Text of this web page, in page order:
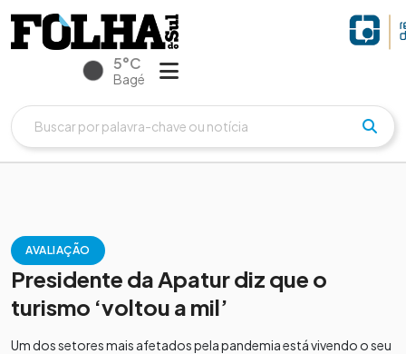
5°C
Bagé
AVALIAÇÃO
Presidente da Apatur diz que o
turismo ‘voltou a mil’
Um dos setores mais afetados pela pandemia está vivendo o seu